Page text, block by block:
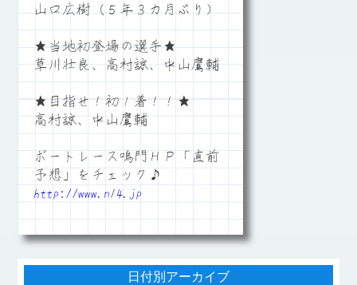
山口広樹（５年３カ月ぶり）
★当地初登場の選手★
草川壮良、高村諒、中山鷹輔
★目指せ！初１着！！★
高村諒、中山鷹輔
ボートレース鳴門ＨＰ「直前
予想」をチェック♪
http://www.n14.jp
日付別アーカイブ